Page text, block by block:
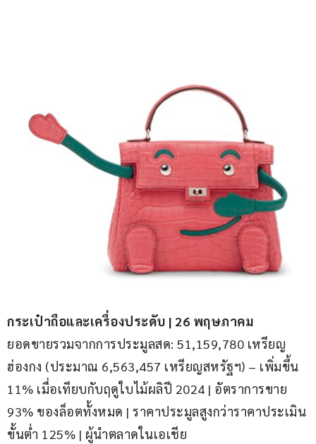
กระเป๋าถือและเครื่องประดับ | 26 พฤษภาคม
ยอดขายรวมจากการประมูลสด: 51,159,780 เหรียญ
ฮ่องกง (ประมาณ 6,563,457 เหรียญสหรัฐฯ) – เพิ่มขึ้น
11% เมื่อเทียบกับฤดูใบไม้ผลิปี 2024 | อัตราการขาย
93% ของล็อตทั้งหมด | ราคาประมูลสูงกว่าราคาประเมิน
ขั้นต่ำ 125% | ผู้นำตลาดในเอเชีย